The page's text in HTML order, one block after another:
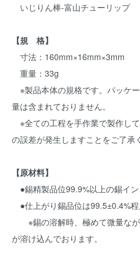
いじりん棒-富山チューリップ
【規 格】
寸法：160mm×16mm×3mm
重量：33g
※製品本体の規格です。パッケ
量は含まれておりません。
※全ての工程を手作業で製作し
の誤差が発生しますことをご了承
【原材料】
●錫精製品位99.9%以上の錫イ
●仕上がり錫品位は99.5±0.4%
※錫の溶解時、極めて微量なが
が溶け込んでおります。